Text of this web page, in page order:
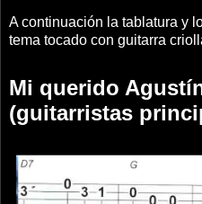
A continuación la tablatura y
tema tocado con guitarra
Mi querido
(guitarristas